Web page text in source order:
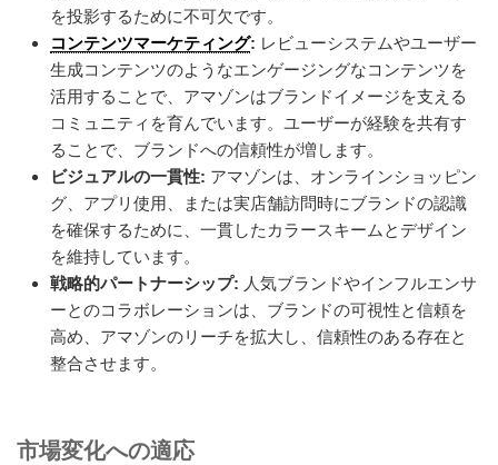
を投影するために不可欠です。
コンテンツマーケティング: レビューシステムやユーザー
生成コンテンツのようなエンゲージングなコンテンツを
活用することで、アマゾンはブランドイメージを支える
コミュニティを育んでいます。ユーザーが経験を共有す
ることで、ブランドへの信頼性が増します。
ビジュアルの一貫性: アマゾンは、オンラインショッピン
グ、アプリ使用、または実店舗訪問時にブランドの認識
を確保するために、一貫したカラースキームとデザイン
を維持しています。
戦略的パートナーシップ: 人気ブランドやインフルエンサ
ーとのコラボレーションは、ブランドの可視性と信頼を
高め、アマゾンのリーチを拡大し、信頼性のある存在と
整合させます。
市場変化への適応